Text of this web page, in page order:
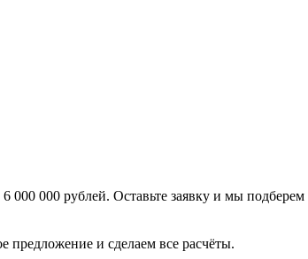
000 рублей. Оставьте заявку и мы
предложение и сделаем все расчёты.